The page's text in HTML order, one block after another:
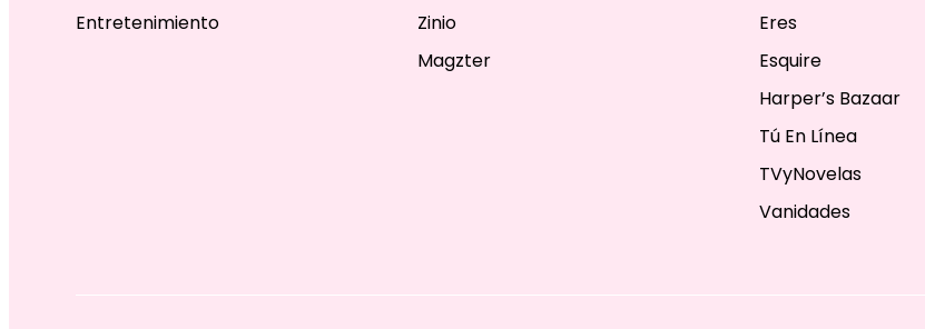
Entretenimiento
Zinio
Magzter
Eres
Esquire
Harper’s Bazaar
Tú En Línea
TVyNovelas
Vanidades